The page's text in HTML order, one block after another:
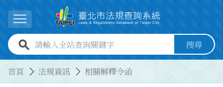
展開選單
全站查詢關鍵字欄位 搜尋
首頁 法規資訊 相關解釋令函